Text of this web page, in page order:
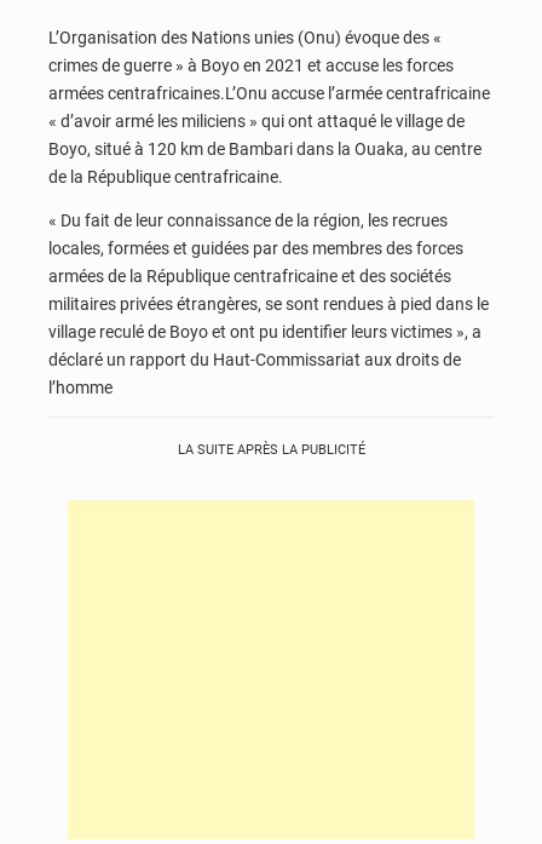
L’Organisation des Nations unies (Onu) évoque des «
crimes de guerre » à Boyo en 2021 et accuse les forces
armées centrafricaines.L’Onu accuse l’armée centrafricaine
« d’avoir armé les miliciens » qui ont attaqué le village de
Boyo, situé à 120 km de Bambari dans la Ouaka, au centre
de la République centrafricaine.
« Du fait de leur connaissance de la région, les recrues
locales, formées et guidées par des membres des forces
armées de la République centrafricaine et des sociétés
militaires privées étrangères, se sont rendues à pied dans le
village reculé de Boyo et ont pu identifier leurs victimes », a
déclaré un rapport du Haut-Commissariat aux droits de
l’homme
LA SUITE APRÈS LA PUBLICITÉ